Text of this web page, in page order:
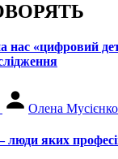
нас «цифровий
Олена Мусієнко
яких